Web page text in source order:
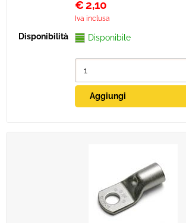
€2,10
Iva inclusa
Disponibile